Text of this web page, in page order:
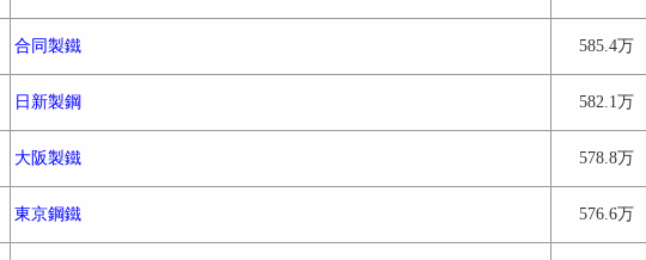
合同製鐵 585.4万
日新製鋼 582.1万
大阪製鐵 578.8万
東京鋼鐵 576.6万